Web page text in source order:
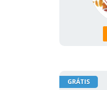
GRÁTIS